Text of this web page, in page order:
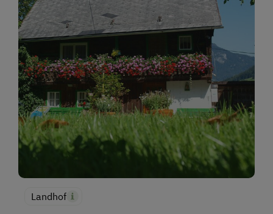
Landhof